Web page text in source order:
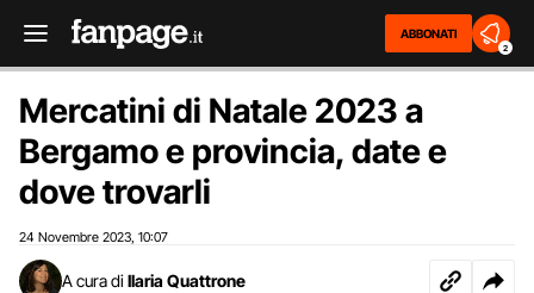
ABBONATI
2
Mercatini di Natale 2023 a
Bergamo e provincia, date e
dove trovarli
24 Novembre 2023 10:07
A cura di Ilaria Quattrone